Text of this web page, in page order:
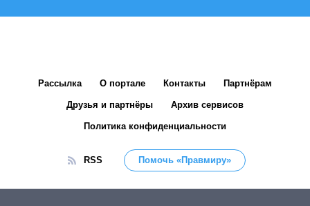
Рассылка О портале Контакты Партнёрам
Друзья и партнёры Архив сервисов
Политика конфиденциальности
RSS Помочь «Правмиру»